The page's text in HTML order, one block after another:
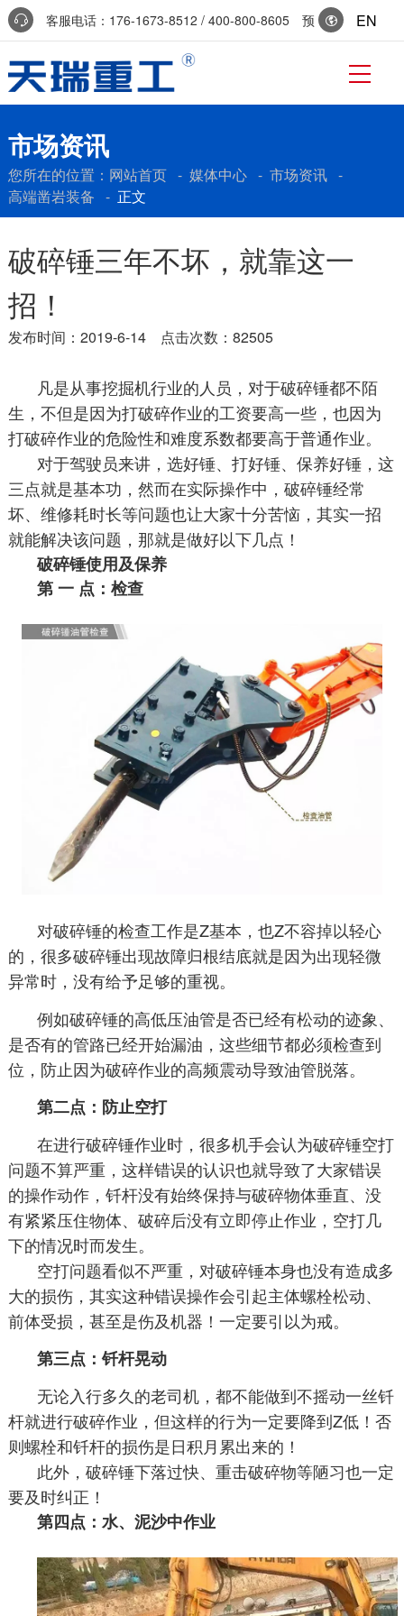
客服电话：176-1673-8512 / 400-800-8605 预
约参访：0536-7519229
EN
市场资讯
您所在的位置： 网站首页- 媒体中心- 市场资讯-
高端凿岩装备 - 正文
破碎锤三年不坏，就靠这一
招！
发布时间：2019-6-14 点击次数：82505
凡是从事挖掘机行业的人员，对于破碎锤都不陌
生，不但是因为打破碎作业的工资要高一些，也因为
打破碎作业的危险性和难度系数都要高于普通作业。
对于驾驶员来讲，选好锤、打好锤、保养好锤，这
三点就是基本功，然而在实际操作中，破碎锤经常
坏、维修耗时长等问题也让大家十分苦恼，其实一招
就能解决该问题，那就是做好以下几点！
破碎锤使用及保养
第 一 点：检查
对破碎锤的检查工作是Z基本，也Z不容掉以轻心
的，很多破碎锤出现故障归根结底就是因为出现轻微
异常时，没有给予足够的重视。
例如破碎锤的高低压油管是否已经有松动的迹象、
是否有的管路已经开始漏油，这些细节都必须检查到
位，防止因为破碎作业的高频震动导致油管脱落。
第二点：防止空打
在进行破碎锤作业时，很多机手会认为破碎锤空打
问题不算严重，这样错误的认识也就导致了大家错误
的操作动作，钎杆没有始终保持与破碎物体垂直、没
有紧紧压住物体、破碎后没有立即停止作业，空打几
下的情况时而发生。
空打问题看似不严重，对破碎锤本身也没有造成多
大的损伤，其实这种错误操作会引起主体螺栓松动、
前体受损，甚至是伤及机器！一定要引以为戒。
第三点：钎杆晃动
无论入行多久的老司机，都不能做到不摇动一丝钎
杆就进行破碎作业，但这样的行为一定要降到Z低！否
则螺栓和钎杆的损伤是日积月累出来的！
此外，破碎锤下落过快、重击破碎物等陋习也一定
要及时纠正！
第四点：水、泥沙中作业